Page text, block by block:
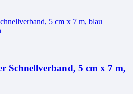
Schnellverband, 5 cm x 7 m,